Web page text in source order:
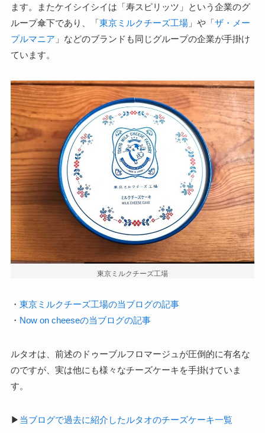
ます。またケイシイシイは「寿スピリッツ」という企業のグ
ループ傘下であり、「東京ミルクチーズ工場」や「ザ・メー
プルマニア 」などのブランドも同じグループの企業が手掛け
ています。
東京ミルクチーズ工場
・ 東京ミルクチーズ工場の当ブログの記事
・ Now on cheeseの当ブログの記事
ルタオは、前述のドゥーブルフロマージュが圧倒的に有名な
のですが、実は他にも様々なチーズケーキを手掛けていま
す。
▶ 当ブログで過去に紹介したルタオのチーズケーキ一覧